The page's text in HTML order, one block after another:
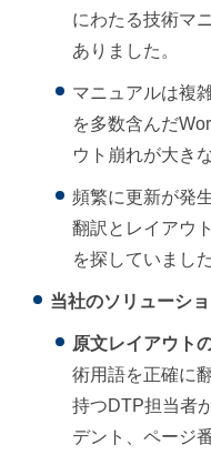
にわたる技術マ
ありました。
マニュアルは複
を多数含んだ
ウト崩れが大き
頻繁に更新が発
翻訳とレイアウ
を探していました
当社のソリューショ
原文レイアウト
術用語を正確に
持つDTP担当者
デント、ページ